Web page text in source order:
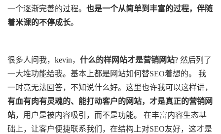
一个逐渐完善的过程。 也是一个从简单到丰富的过程，伴随
着米课的不停成长。
很多人问我，kevin， 什么的样网站才是营销网站? 然后列了
一大堆功能给我。基本上都是网站如何替SEO着想的。 我
一时竟无法回答，不知说什么好。这里也许我可以这样讲，
有血有肉有灵魂的、能打动客户的网站，才是真正的营销网
站，用户是被内容吸引，而不是功能。 在丰富内容生态基
础上，让客户便捷联系我们，在结构上对SEO友好，这才是